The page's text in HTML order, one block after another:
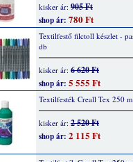
kisker ár: 905 Ft
shop ár: 780 Ft
Textilfestő filctoll készlet -
db
kisker ár: 6 620 Ft
shop ár: 5 555 Ft
Textilfesték Creall Tex 250
kisker ár: 2 520 Ft
shop ár: 2 115 Ft